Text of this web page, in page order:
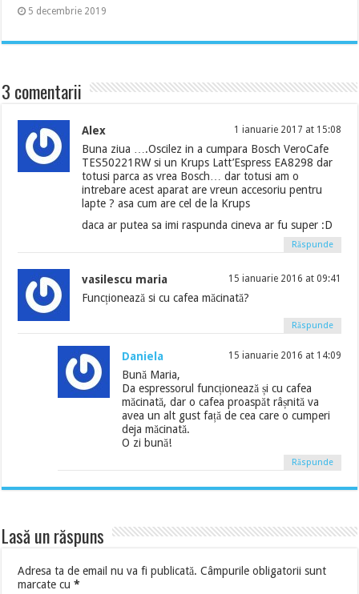
5 decembrie 2019
3 comentarii
Alex 1 ianuarie 2017 at 15:08
Buna ziua ….Oscilez in a cumpara Bosch VeroCafe
TES50221RW si un Krups Latt’Espress EA8298 dar
totusi parca as vrea Bosch… dar totusi am o
intrebare acest aparat are vreun accesoriu pentru
lapte ? asa cum are cel de la Krups
daca ar putea sa imi raspunda cineva ar fu super :D
Răspunde
vasilescu maria 15 ianuarie 2016 at 09:41
Funcționează si cu cafea măcinată?
Răspunde
Daniela 15 ianuarie 2016 at 14:09
Bună Maria,
Da espressorul funcționează și cu cafea
măcinată, dar o cafea proaspăt râșnită va
avea un alt gust față de cea care o cumperi
deja măcinată.
O zi bună!
Răspunde
Lasă un răspuns
Adresa ta de email nu va fi publicată. Câmpurile obligatorii sunt
marcate cu*